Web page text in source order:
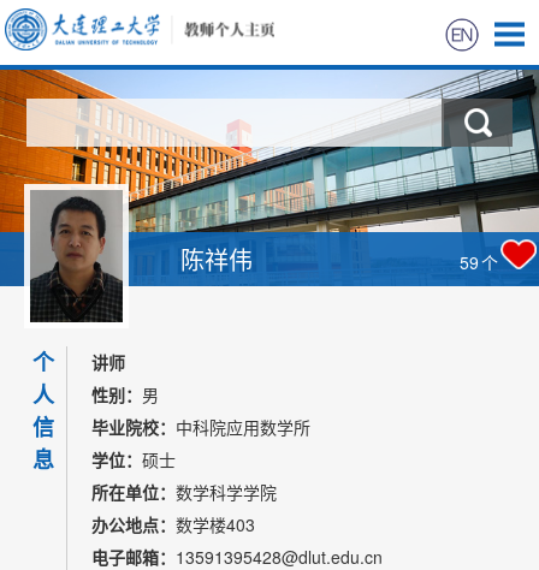
首页
科学研究
教学研究
获奖信息
招生信息
学生信息
我的相册
教师博客
陈祥伟 59个
个
人
信
息
讲师
性别： 男
毕业院校： 中科院应用数学所
学位： 硕士
所在单位： 数学科学学院
办公地点： 数学楼403
电子邮箱： 13591395428@dlut.edu.cn